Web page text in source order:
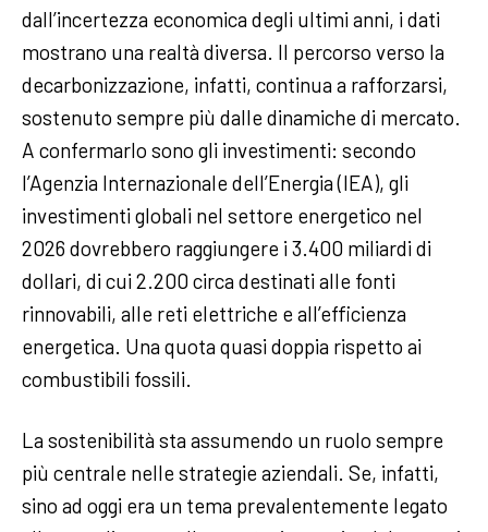
dall’incertezza economica degli ultimi anni, i dati
mostrano una realtà diversa. Il percorso verso la
decarbonizzazione, infatti, continua a rafforzarsi,
sostenuto sempre più dalle dinamiche di mercato.
A confermarlo sono gli investimenti: secondo
l’Agenzia Internazionale dell’Energia (IEA), gli
investimenti globali nel settore energetico nel
2026 dovrebbero raggiungere i 3.400 miliardi di
dollari, di cui 2.200 circa destinati alle fonti
rinnovabili, alle reti elettriche e all’efficienza
energetica. Una quota quasi doppia rispetto ai
combustibili fossili.
La sostenibilità sta assumendo un ruolo sempre
più centrale nelle strategie aziendali. Se, infatti,
sino ad oggi era un tema prevalentemente legato